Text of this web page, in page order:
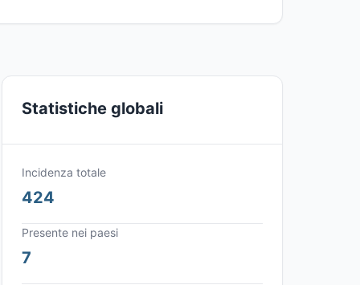
Statistiche globali
Incidenza totale
424
Presente nei paesi
7